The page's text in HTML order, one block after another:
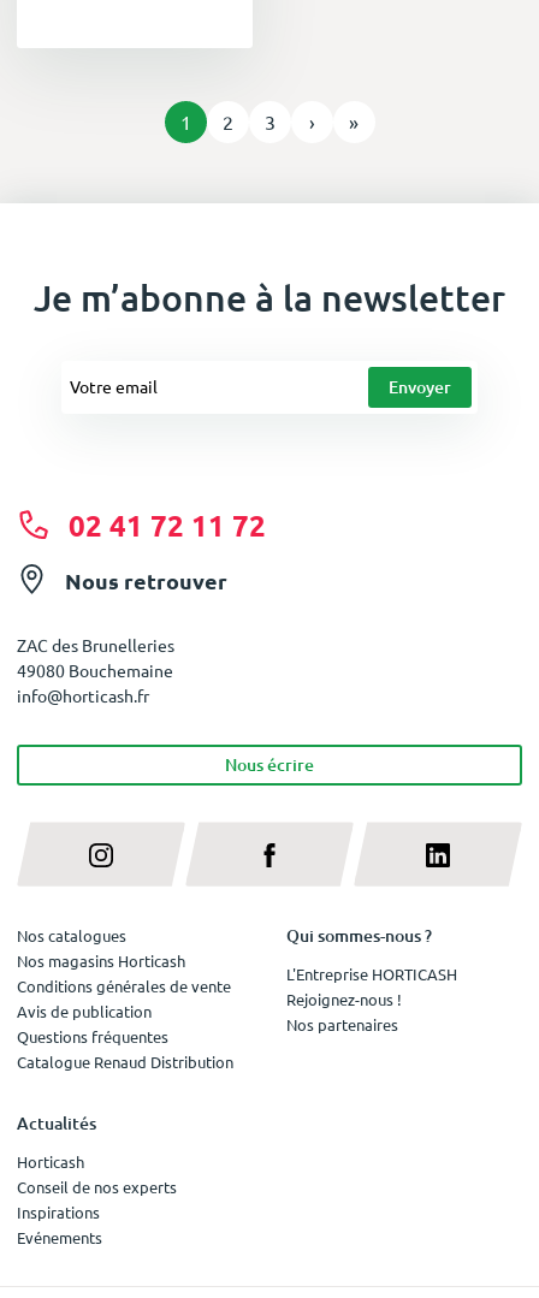
1 2 3 › »
Je m’abonne à la newsletter
02 41 72 11 72
Nous retrouver
ZAC des Brunelleries
49080 Bouchemaine
info@horticash.fr
Nous écrire
Nos catalogues
Nos magasins Horticash
Conditions générales de vente
Avis de publication
Questions fréquentes
Catalogue Renaud Distribution
Qui sommes-nous ?
L'Entreprise HORTICASH
Rejoignez-nous !
Nos partenaires
Actualités
Horticash
Conseil de nos experts
Inspirations
Evénements